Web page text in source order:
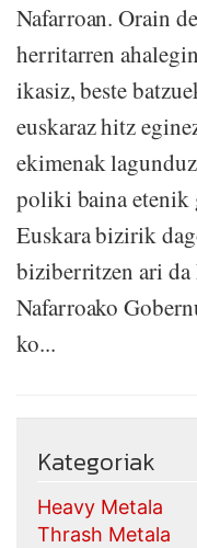
Nafarroan. Orain
herritarren
ikasiz, beste
euskaraz hitz
ekimenak
poliki baina etenik
Euskara bizirik
biziberritzen ari da
Nafarroako
ko...
Kategoriak
Heavy Metala
Thrash Metala